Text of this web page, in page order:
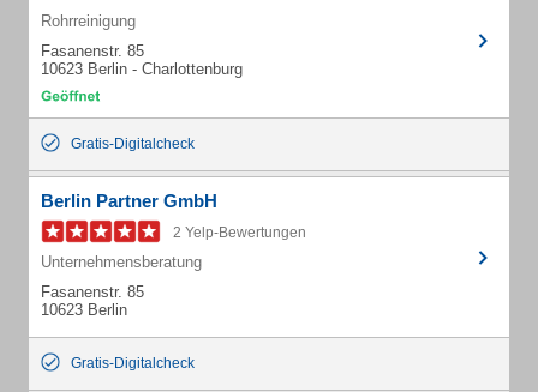
Rohrreinigung
Fasanenstr. 85
10623 Berlin - Charlottenburg
Gratis-Digitalcheck
Berlin Partner GmbH
2 Yelp-Bewertungen
Unternehmensberatung
Fasanenstr. 85
10623 Berlin
Gratis-Digitalcheck